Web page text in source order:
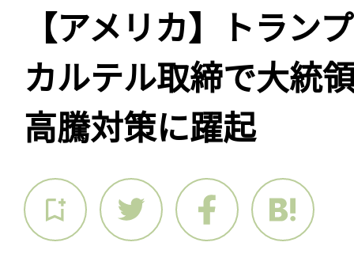
【アメリカ】トラン
カルテル取締で大統
高騰対策に躍起